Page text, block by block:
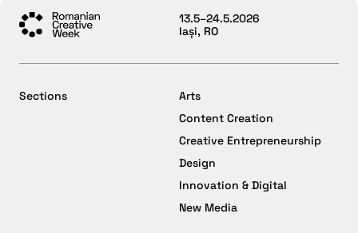
13.5–24.5.2026
Iași, RO
Sections
Arts
Content Creation
Creative Entrepreneurship
Design
Innovation & Digital
New Media